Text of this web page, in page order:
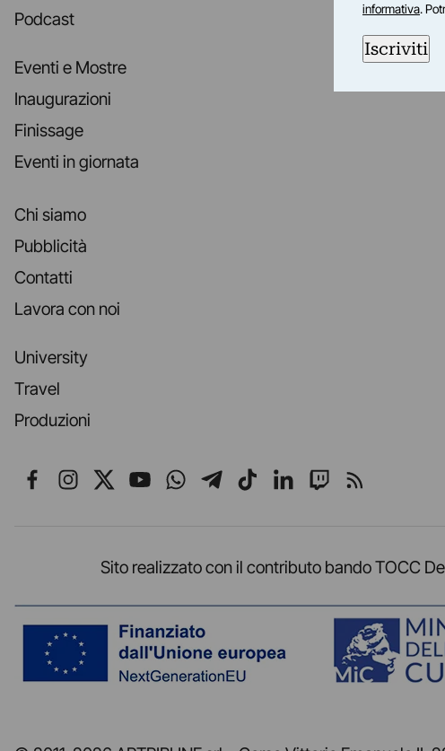
Podcast
Eventi e Mostre
Inaugurazioni
Finissage
Eventi in giornata
Chi siamo
Pubblicità
Contatti
Lavora con noi
University
Travel
Produzioni
Seguici su Facebook
Seguici su Instagram
Seguici su X
Seguici su YouTube
Seguici su WhatsApp
Seguici su Telegram
Seguici su TikTok
Seguici su
Seguici su
Seguici
Sito realizzato con il contributo bando TOCC
informativa.
Iscriviti